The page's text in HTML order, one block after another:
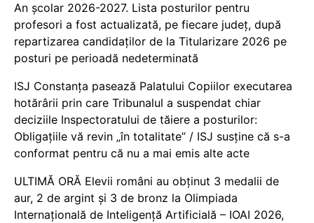
An școlar 2026-2027. Lista posturilor pentru
profesori a fost actualizată, pe fiecare județ, după
repartizarea candidaților de la Titularizare 2026 pe
posturi pe perioadă nedeterminată
ISJ Constanța pasează Palatului Copiilor executarea
hotărârii prin care Tribunalul a suspendat chiar
deciziile Inspectoratului de tăiere a posturilor:
Obligațiile vă revin „în totalitate” / ISJ susține că s-a
conformat pentru că nu a mai emis alte acte
ULTIMĂ ORĂ Elevii români au obținut 3 medalii de
aur, 2 de argint și 3 de bronz la Olimpiada
Internațională de Inteligență Artificială – IOAI 2026,